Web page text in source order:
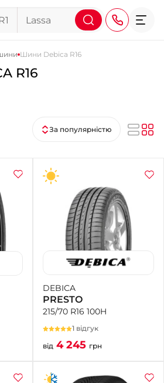
+38 (095) 276-44-44
+38 (067) 911-14-14
- на Щепкіна
+38 (098) 911-911-0
- на Тополі
+38 (098) 911-911-4
- на Калиновій
+38 (077) 7-184-184
- Донецьке шосе
+38 (050)-911-911-2
- Щепкіна
+38 (099)-643-33-77
- Тополь
+38 (068)-923-74-19
- Калинова
Шини Debica R16
R16
За популярністю
DEBICA
PRESTO
215/70 R16 100H
1 відгук
від 4 245 грн